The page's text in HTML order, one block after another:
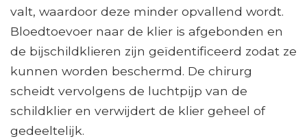
valt, waardoor deze minder opvallend wordt.
Bloedtoevoer naar de klier is afgebonden en
de bijschildklieren zijn geïdentificeerd zodat ze
kunnen worden beschermd. De chirurg
scheidt vervolgens de luchtpijp van de
schildklier en verwijdert de klier geheel of
gedeeltelijk.